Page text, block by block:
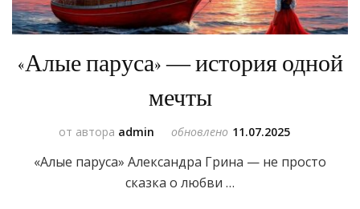
«Алые паруса» — история одной
мечты
от автора admin обновлено 11.07.2025
«Алые паруса» Александра Грина — не просто
сказка о любви …